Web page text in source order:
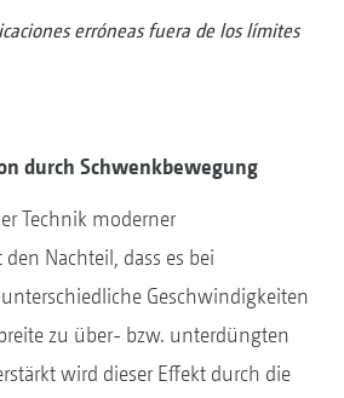
erróneas fuera de los límites
durch Schwenkbewegung
Technik moderner
Nachteil, dass es bei
Geschwindigkeiten
zu über- bzw. unterdüngten
wird dieser Effekt durch die